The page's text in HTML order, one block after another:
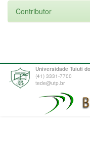
Contributor
Universidade Tuiuti
(41) 3331-7700
tede@utp.br